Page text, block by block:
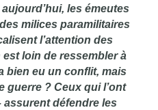
les émeutes
milices paramilitaires
l’attention des
loin de ressembler à
bien eu un conflit, mais
guerre ? Ceux qui l’ont
assurent défendre les